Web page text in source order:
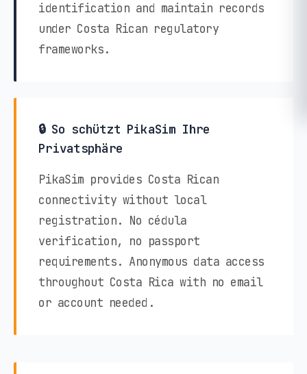
identification and maintain records
under Costa Rican regulatory
frameworks.
🔒 So schützt PikaSim Ihre
Privatsphäre
PikaSim provides Costa Rican
connectivity without local
registration. No cédula
verification, no passport
requirements. Anonymous data access
throughout Costa Rica with no email
or account needed.